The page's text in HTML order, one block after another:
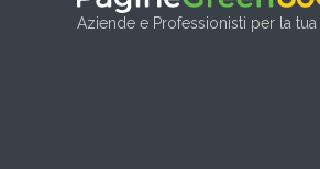
Aziende e Professionisti per la